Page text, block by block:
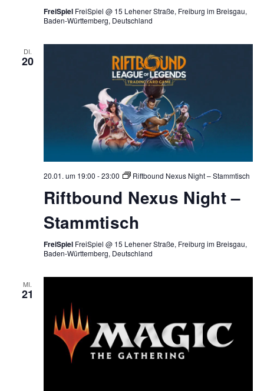
FreiSpiel FreiSpiel @ 15 Lehener Straße, Freiburg im Breisgau,
Baden-Württemberg, Deutschland
DI.
20
20.01. um 19:00 -23:00 Riftbound Nexus Night – Stammtisch
Riftbound Nexus Night –
Stammtisch
FreiSpiel FreiSpiel @ 15 Lehener Straße, Freiburg im Breisgau,
Baden-Württemberg, Deutschland
MI.
21